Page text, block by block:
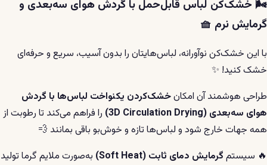
🌬️ خشک‌کن لباس قابل‌حمل با گردش هوای سه‌بعدی و
گرمایش نرم 🧺
با این خشک‌کن نوآورانه، لباس‌هایتان را بدون آسیب، سریع و حرفه‌ای
خشک کنید! ✨
طراحی هوشمند آن امکانخشک‌کردن یکنواخت لباس‌ها با گردش
هوای سه‌بعدی (3D Circulation Drying)
را فراهم می‌کند تا رطوبت از
همه جهات خارج شود و لباس‌ها تازه و خوش‌بو باقی بمانند 💨
🔥 سیستم گرمایش دمای ثابت (Soft Heat)
به‌صورت ملایم گرما تولید